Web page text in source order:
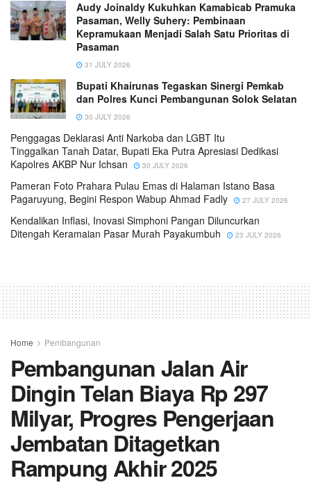
Audy Joinaldy Kukuhkan Kamabicab Pramuka
Pasaman, Welly Suhery: Pembinaan
Kepramukaan Menjadi Salah Satu Prioritas di
Pasaman
31 JULY 2026
Bupati Khairunas Tegaskan Sinergi Pemkab
dan Polres Kunci Pembangunan Solok Selatan
30 JULY 2026
Penggagas Deklarasi Anti Narkoba dan LGBT Itu
Tinggalkan Tanah Datar, Bupati Eka Putra Apresiasi Dedikasi
Kapolres AKBP Nur Ichsan
30 JULY 2026
Pameran Foto Prahara Pulau Emas di Halaman Istano Basa
Pagaruyung, Begini Respon Wabup Ahmad Fadly
27 JULY 2026
Kendalikan Inflasi, Inovasi Simphoni Pangan Diluncurkan
Ditengah Keramaian Pasar Murah Payakumbuh
23 JULY 2026
Home Pembangunan
Pembangunan Jalan Air
Dingin Telan Biaya Rp 297
Milyar, Progres Pengerjaan
Jembatan Ditagetkan
Rampung Akhir 2025